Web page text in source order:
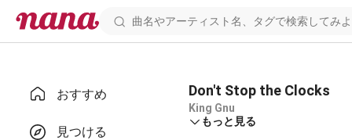
おすすめ
見つける
Don't Stop the Clocks
King Gnu
もっと見る